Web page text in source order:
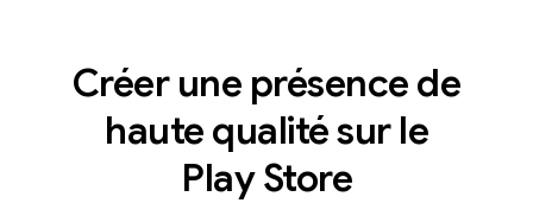
Créer une présence de
haute qualité sur le
Play Store